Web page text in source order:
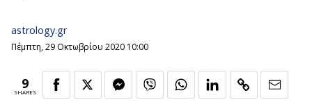
astrology.gr
Πέμπτη, 29 Οκτωβρίου 2020 10:00
9
SHARES